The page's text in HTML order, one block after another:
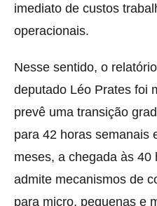
imediato de custos
operacionais.
Nesse sentido, o
deputado Léo Prates foi
prevê uma transição
para 42 horas semanais
meses, a chegada às 40
admite mecanismos de
para micro, pequenas e